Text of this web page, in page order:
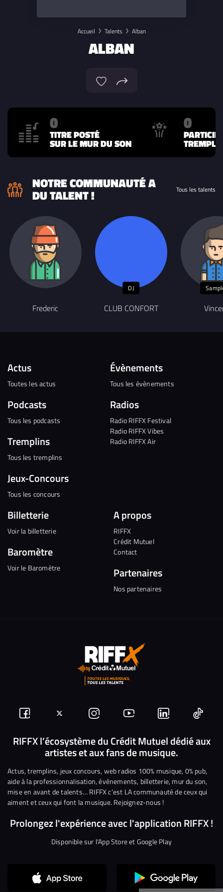
Continuer sans accepter
Accueil Talents Alban
ALBAN
0
TITRE POSTÉ
SUR LE MUR DU SON
0
NOTRE COMMUNAUTÉ A
DU TALENT ! Tous les talents
Frederic
DJ
CLUB CONFORT
Actus
Toutes les actus
Podcasts
Tous les podcasts
Tremplins
Tous les tremplins
Jeux-Concours
Tous les concours
Évènements
Tous les évènements
Radios
Radio RIFFX Festival
Radio RIFFX Vibes
Radio RIFFX Air
Billetterie
Voir la billetterie
Baromètre
Voir le Baromètre
A propos
RIFFX
Crédit Mutuel
Contact
Partenaires
Nos partenaires
Suivez-
nous
Facebook
Suivez-
nous
sur
Twitter
Nous
rejoindre
sur
Instagram
Nous
rejoindre
sur
YouTube
Nous
rejoindre
sur
Linkedin
Nous
RIFFX l’écosystème du Crédit Mutuel dédié aux
artistes et aux fans de musique.
Actus, tremplins, jeux concours, web radios 100% musique, 0% pub,
aide à la professionnalisation, événements, billetterie, mur du son,
mise en avant de talents… RIFFX c’est LA communauté de ceux qui
aiment et ceux qui font la musique. Rejoignez-nous !
Prolongez l'expérience avec l'application RIFFX !
Disponible sur l'App Store et Google Play